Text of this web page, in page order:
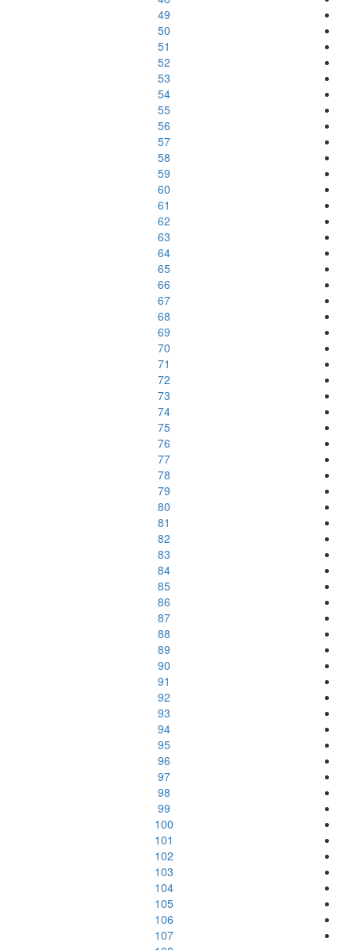
49
50
51
52
53
54
55
56
57
58
59
60
61
62
63
64
65
66
67
68
69
70
71
72
73
74
75
76
77
78
79
80
81
82
83
84
85
86
87
88
89
90
91
92
93
94
95
96
97
98
99
100
101
102
103
104
105
106
107